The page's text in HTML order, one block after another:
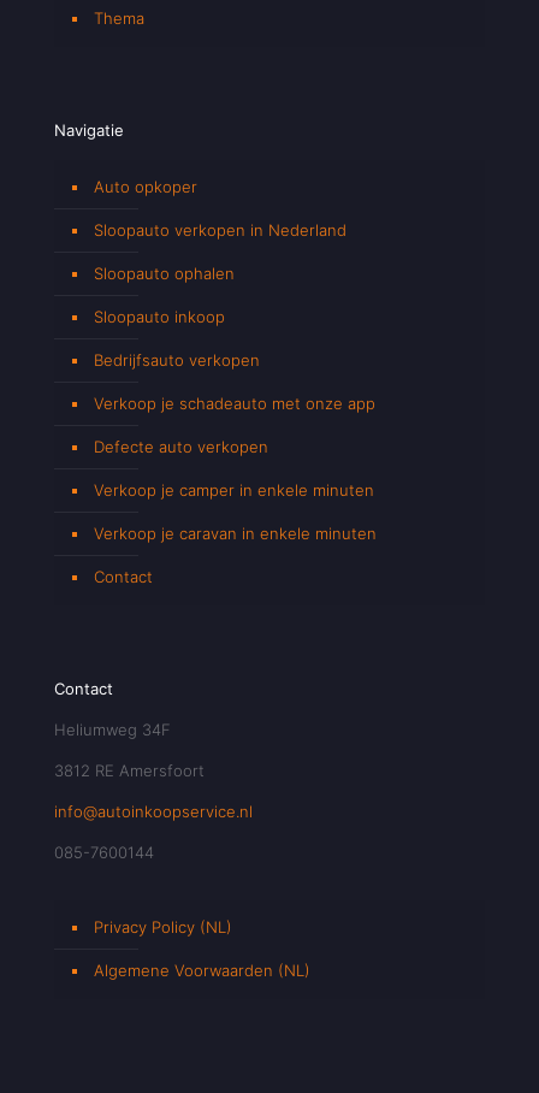
Thema
Navigatie
Auto opkoper
Sloopauto verkopen in Nederland
Sloopauto ophalen
Sloopauto inkoop
Bedrijfsauto verkopen
Verkoop je schadeauto met onze app
Defecte auto verkopen
Verkoop je camper in enkele minuten
Verkoop je caravan in enkele minuten
Contact
Contact
Heliumweg 34F
3812 RE Amersfoort
info@autoinkoopservice.nl
085-7600144
Privacy Policy (NL)
Algemene Voorwaarden (NL)